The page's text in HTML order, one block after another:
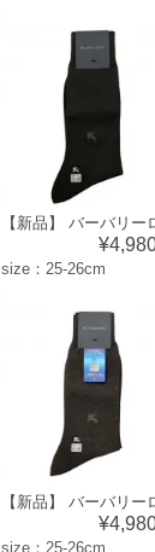
size：25-26cm
size：25-26cm